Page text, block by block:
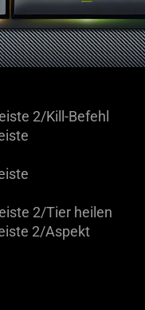
2/Kill-Befehl
2/Tier heilen
2/Aspekt